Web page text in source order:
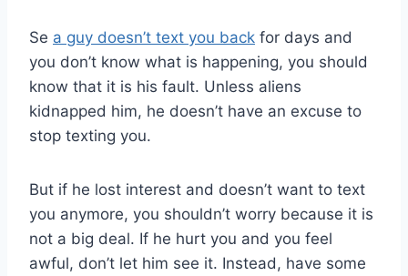
Se a guy doesn’t text you back for days and
you don’t know what is happening, you should
know that it is his fault. Unless aliens
kidnapped him, he doesn’t have an excuse to
stop texting you.
But if he lost interest and doesn’t want to text
you anymore, you shouldn’t worry because it is
not a big deal. If he hurt you and you feel
awful, don’t let him see it. Instead, have some